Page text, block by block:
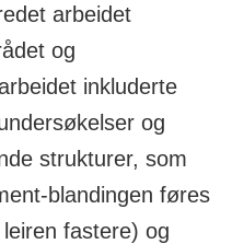
arbeidet
og
inkluderte
og
strukturer, som
blandingen føres
fastere) og